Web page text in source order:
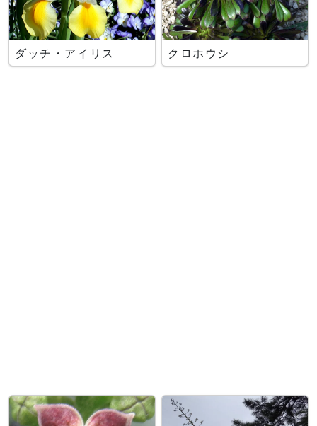
ダッチ・アイリス クロホウシ